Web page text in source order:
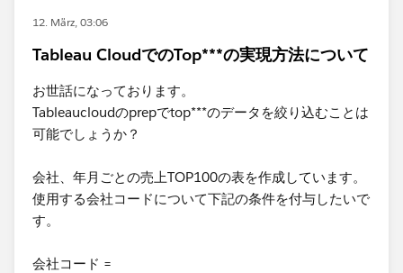
12. März, 03:06
Tableau CloudでのTop***の実現方法について
お世話になっております。
Tableaucloudのprepでtop***のデータを絞り込むことは
可能でしょうか？
会社、年月ごとの売上TOP100の表を作成しています。
使用する会社コードについて下記の条件を付与したいで
す。
会社コード =